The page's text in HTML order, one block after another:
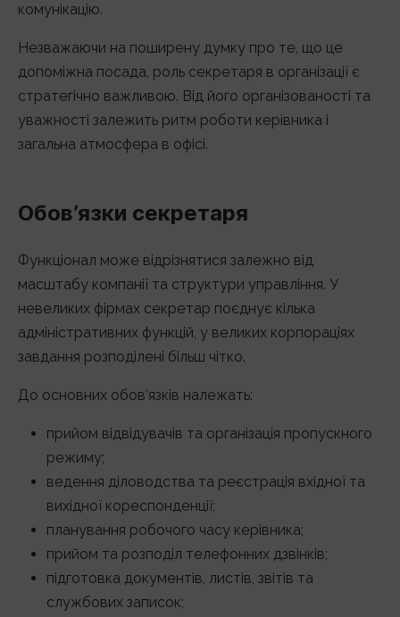
комунікацію.
Незважаючи на поширену думку про те, що це
допоміжна посада, роль секретаря в організації є
стратегічно важливою. Від його організованості та
уважності залежить ритм роботи керівника і
загальна атмосфера в офісі.
Обов’язки секретаря
Функціонал може відрізнятися залежно від
масштабу компанії та структури управління. У
невеликих фірмах секретар поєднує кілька
адміністративних функцій, у великих корпораціях
завдання розподілені більш чітко.
До основних обов’язків належать:
прийом відвідувачів та організація пропускного
режиму;
ведення діловодства та реєстрація вхідної та
вихідної кореспонденції;
планування робочого часу керівника;
прийом та розподіл телефонних дзвінків;
підготовка документів, листів, звітів та
службових записок;